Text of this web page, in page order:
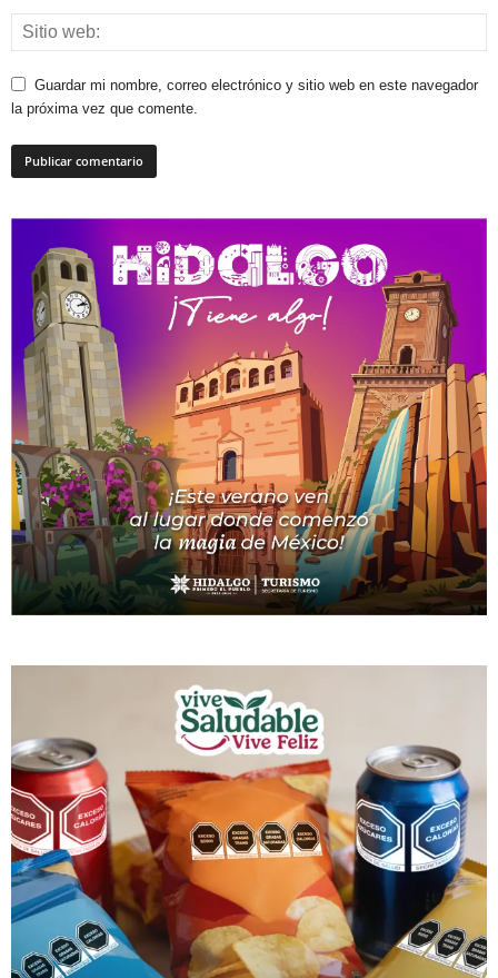
Guardar mi nombre, correo electrónico y sitio web en este navegador
la próxima vez que comente.